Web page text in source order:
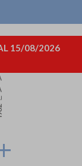
15/08/2026